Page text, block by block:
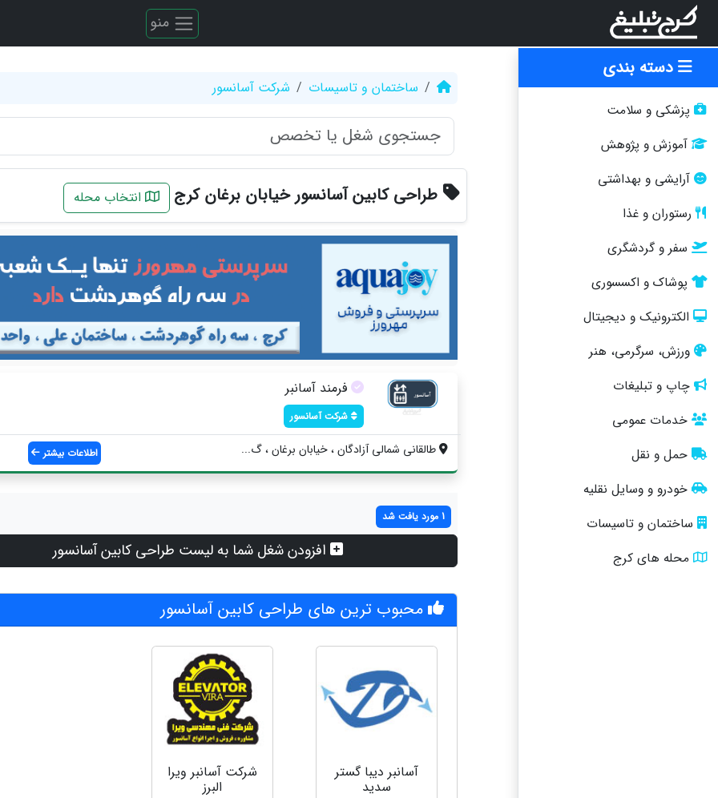
منو
دسته بندی
پزشکی و سلامت
آموزش و پژوهش
آرایشی و بهداشتی
رستوران و غذا
سفر و گردشگری
پوشاک و اکسسوری
الکترونیک و دیجیتال
ورزش، سرگرمی، هنر
چاپ و تبلیغات
خدمات عمومی
حمل و نقل
خودرو و وسایل نقلیه
ساختمان و تاسیسات
محله های کرج
ساختمان و تاسیسات شرکت آسانسور
طراحی کابین آسانسور خیابان برغان کرج انتخاب محله
فرمند آسانبر
شرکت آسانسور
طالقانی شمالی آزادگان ، خیابان برغان ، گ... اطلاعات بیشتر
1 مورد یافت شد
افزودن شغل شما به لیست طراحی کابین آسانسور
محبوب ترین های طراحی کابین آسانسور
آسانبر دیبا گستر
سدید
شركت آسانبر ويرا
البرز